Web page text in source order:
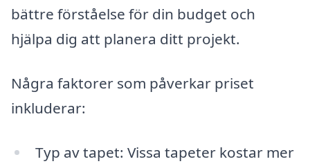
bättre förståelse för din budget och
hjälpa dig att planera ditt projekt.
Några faktorer som påverkar priset
inkluderar:
Typ av tapet: Vissa tapeter kostar mer